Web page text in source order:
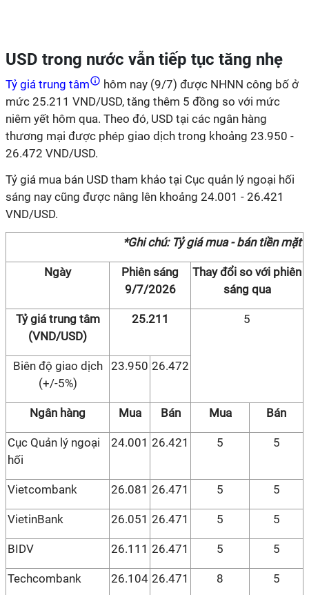
USD trong nước vẫn tiếp tục tăng nhẹ
Tỷ giá trung tâm
hôm nay (9/7) được NHNN công bố ở
mức 25.211 VND/USD, tăng thêm 5 đồng so với mức
niêm yết hôm qua. Theo đó, USD tại các ngân hàng
thương mại được phép giao dịch trong khoảng 23.950 -
26.472 VND/USD.
Tỷ giá mua bán USD tham khảo tại Cục quản lý ngoại hối
sáng nay cũng được nâng lên khoảng 24.001 - 26.421
VND/USD.
*Ghi chú: Tỷ giá mua - bán tiền mặt
Ngày
Phiên sáng
9/7/2026
Thay đổi so với phiên
sáng qua
Tỷ giá trung tâm
(VND/USD)
25.211 5
Biên độ giao dịch
(+/-5%)
23.950 26.472
Ngân hàng Mua Bán Mua Bán
Cục Quản lý ngoại
hối
24.001 26.421 5 5
Vietcombank 26.081 26.471 5 5
VietinBank 26.051 26.471 5 5
BIDV 26.111 26.471 5 5
Techcombank 26.104 26.471 8 5